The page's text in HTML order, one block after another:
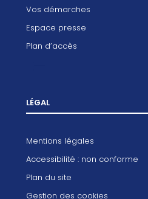
Vos démarches
Espace presse
Plan d’accès
LÉGAL
Mentions légales
Accessibilité : non conforme
Plan du site
Gestion des cookies